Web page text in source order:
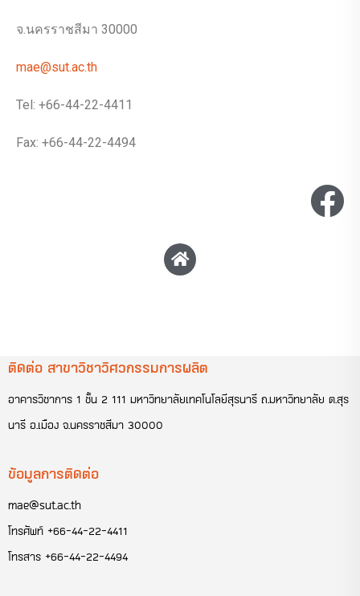
จ.นครราชสีมา 30000
mae@sut.ac.th
Tel: +66-44-22-4411
Fax: +66-44-22-4494
ติดต่อ สาขาวิชาวิศวกรรมการผลิต
อาคารวิชาการ 1 ชั้น 2 111 มหาวิทยาลัยเทคโนโลยีสุรนารี ถ.มหาวิทยาลัย ต.สุร
นารี อ.เมือง จ.นครราชสีมา 30000
ข้อมูลการติดต่อ
mae@sut.ac.th
โทรศัพท์ +66-44-22-4411
โทรสาร +66-44-22-4494